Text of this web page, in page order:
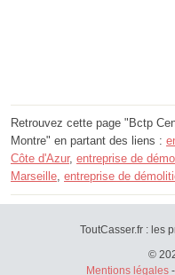
Retrouvez cette page "Bctp
Montre" en partant des liens :
Côte d'Azur, entreprise de
Marseille, entreprise de
ToutCasser.fr : les
©
Mentions légales-